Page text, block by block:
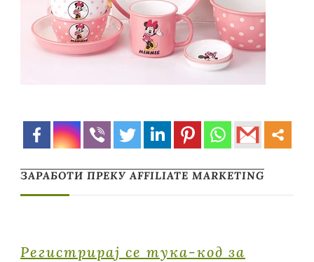
ЗАРАБОТИ ПРЕКУ AFFILIATE MARKETING
Регистрирај се тука-код за